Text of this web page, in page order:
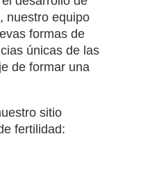
nuestro equipo
formas de
únicas de las
de formar una
sitio
fertilidad: